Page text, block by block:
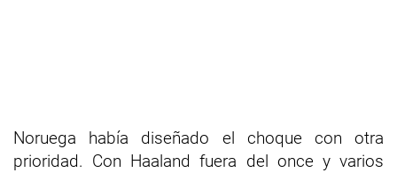
Noruega había diseñado el choque con otra
prioridad. Con Haaland fuera del once y varios